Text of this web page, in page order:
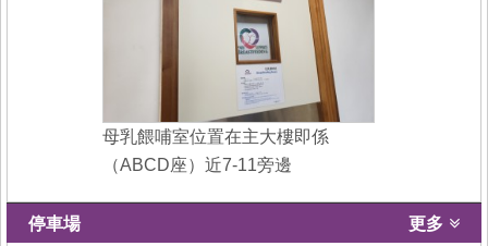
母乳餵哺室位置在主大樓即係
（ABCD座）近7-11旁邊
停車場 更多